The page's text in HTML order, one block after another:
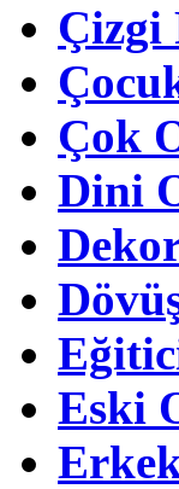
Çizgi
Çok
Dini
Eski